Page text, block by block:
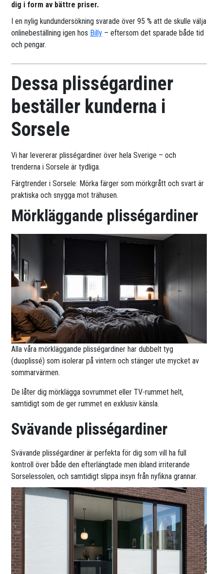
dig i form av bättre priser.
I en nylig kundundersökning svarade över 95 % att de skulle välja
onlinebeställning igen hos Billy – eftersom det sparade både tid
och pengar.
Dessa plisségardiner
beställer kunderna i
Sorsele
Vi har levererar plisségardiner över hela Sverige – och
trenderna i Sorsele är tydliga.
Färgtrender i Sorsele: Mörka färger som mörkgrått och svart är
praktiska och snygga mot trähusen.
Mörkläggande plisségardiner
Alla våra mörkläggande plisségardiner har dubbelt tyg
(duoplissé) som isolerar på vintern och stänger ute mycket av
sommarvärmen.
De låter dig mörklägga sovrummet eller TV-rummet helt,
samtidigt som de ger rummet en exklusiv känsla.
Svävande plisségardiner
Svävande plisségardiner är perfekta för dig som vill ha full
kontroll över både den efterlängtade men ibland irriterande
Sorselessolen, och samtidigt slippa insyn från nyfikna grannar.